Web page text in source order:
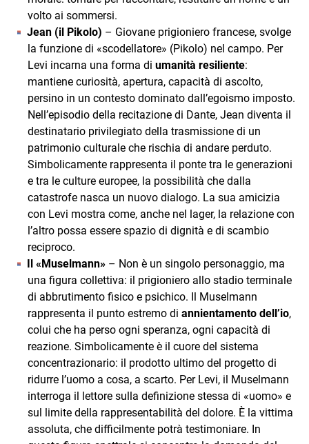
volto ai sommersi.
Jean (il Pikolo) – Giovane prigioniero francese, svolge
la funzione di «scodellatore» (Pikolo) nel campo. Per
Levi incarna una forma di umanità resiliente:
mantiene curiosità, apertura, capacità di ascolto,
persino in un contesto dominato dall’egoismo imposto.
Nell’episodio della recitazione di Dante, Jean diventa il
destinatario privilegiato della trasmissione di un
patrimonio culturale che rischia di andare perduto.
Simbolicamente rappresenta il ponte tra le generazioni
e tra le culture europee, la possibilità che dalla
catastrofe nasca un nuovo dialogo. La sua amicizia
con Levi mostra come, anche nel lager, la relazione con
l’altro possa essere spazio di dignità e di scambio
reciproco.
Il «Muselmann» – Non è un singolo personaggio, ma
una figura collettiva: il prigioniero allo stadio terminale
di abbrutimento fisico e psichico. Il Muselmann
rappresenta il punto estremo di annientamento dell’io,
colui che ha perso ogni speranza, ogni capacità di
reazione. Simbolicamente è il cuore del sistema
concentrazionario: il prodotto ultimo del progetto di
ridurre l’uomo a cosa, a scarto. Per Levi, il Muselmann
interroga il lettore sulla definizione stessa di «uomo» e
sul limite della rappresentabilità del dolore. È la vittima
assoluta, che difficilmente potrà testimoniare. In